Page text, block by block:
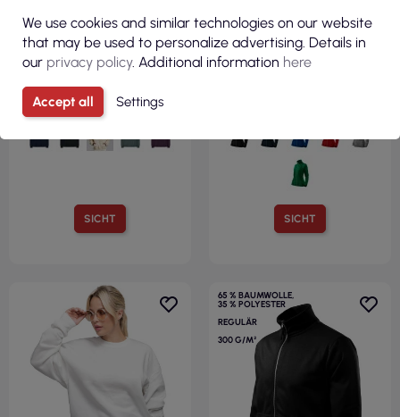
SICHT
16,19 €
( 19,92 € Brutto )
JHK Herren-Sweatshirt
KANGOROO OVERSIZE GM –
Grau meliert
SICHT
17,80 €
( 21,89 € Brutto )
Bequemes Damen-
65 % BAUMWOLLE,
35 % POLYESTER
REGULÄR
300 G/M²
We use cookies and similar technologies on our website
that may be used to personalize advertising. Details in
our privacy policy. Additional information here
Accept all Settings